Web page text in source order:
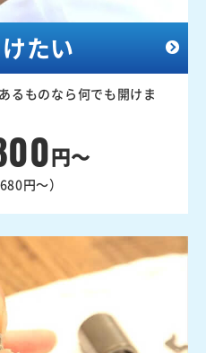
たい
るものなら何でも開けま
円～
円～）